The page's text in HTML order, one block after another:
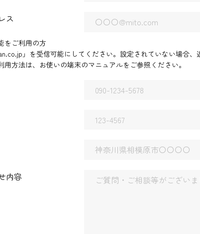
ス
をご利用の方
」を受信可能にしてください。設定されていない場合、
用方法は、お使いの端末のマニュアルをご参照ください。
内容